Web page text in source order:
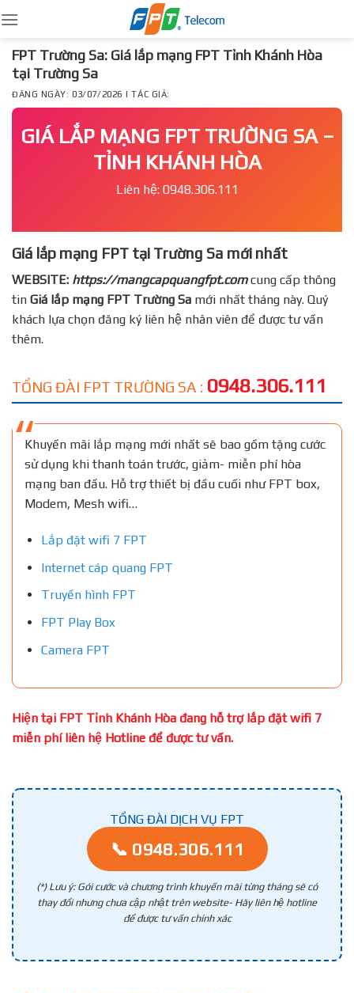
to
content
FPT Trường Sa: Giá lắp mạng FPT Tỉnh Khánh Hòa
tại Trường Sa
ĐĂNG NGÀY: 03/07/2026 | TÁC GIẢ:
GIÁ LẮP MẠNG FPT TRƯỜNG SA –
TỈNH KHÁNH HÒA
Liên hệ: 0948.306.111
Giá lắp mạng FPT tại Trường Sa mới nhất
WEBSITE: https://mangcapquangfpt.comcung cấp thông
tin Giá lắp mạng FPT Trường Sa mới nhất tháng này. Quý
khách lựa chọn đăng ký liên hệ nhân viên để được tư vấn
thêm.
TỔNG ĐÀI FPT TRƯỜNG SA : 0948.306.111
Khuyến mãi lắp mạng mới nhất sẽ bao gồm tặng cước
sử dụng khi thanh toán trước, giảm- miễn phí hòa
mạng ban đầu. Hỗ trợ thiết bị đầu cuối như FPT box,
Modem, Mesh wifi…
Lắp đặt wifi 7 FPT
Internet cáp quang FPT
Truyền hình FPT
FPT Play Box
Camera FPT
Hiện tại FPT Tỉnh Khánh Hòa đang hỗ trợ lắp đặt wifi 7
miễn phí liên hệ Hotline để được tư vấn.
TỔNG ĐÀI DỊCH VỤ FPT
📞 0948.306.111
(*) Lưu ý: Gói cước và chương trình khuyến mãi từng tháng sẽ có
thay đổi nhưng chưa cập nhật trên website- Hãy liên hệ hotline
để được tư vấn chính xác